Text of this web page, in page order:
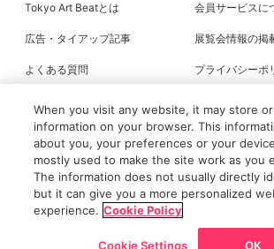
Tokyo Art Beatとは 会員サービスに
広告・タイアップ記事 展覧会情報の掲
よくある質問 プライバシーポ
All content on this site is © its respective owner(s).
2026).
When you visit any website, it may store
information on your browser. This
about you, your preferences or your
mostly used to make the site work as you
The information does not usually directly
but it can give you a more personalized
experience. Cookie Policy
Cookie Settings OK